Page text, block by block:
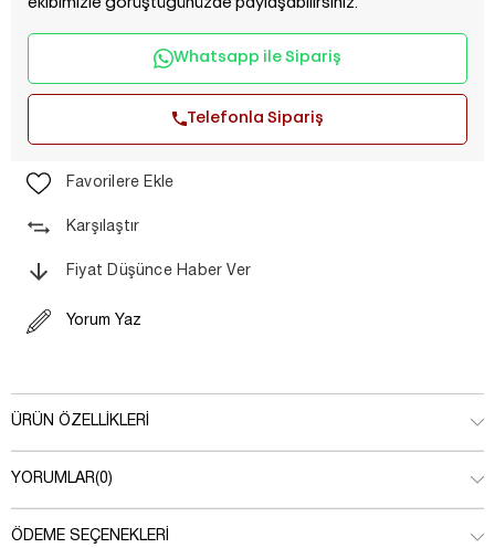
ekibimizle görüştüğünüzde paylaşabilirsiniz.
Whatsapp ile Sipariş
Telefonla Sipariş
Favorilere Ekle
Karşılaştır
Fiyat Düşünce Haber Ver
Yorum Yaz
ÜRÜN ÖZELLIKLERI
YORUMLAR(0)
ÖDEME SEÇENEKLERI